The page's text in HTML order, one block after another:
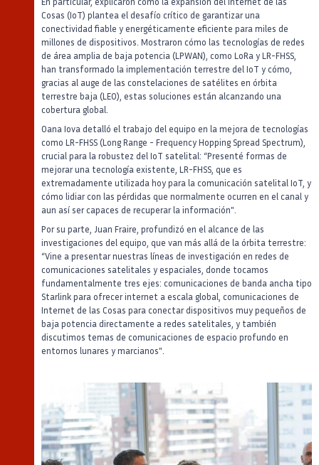
Cosas (IoT) plantea el desafío crítico de garantizar una
conectividad fiable y energéticamente eficiente para miles de
millones de dispositivos. Mostraron cómo las tecnologías de redes
de área amplia de baja potencia (LPWAN), como LoRa y LR-FHSS,
han transformado la implementación terrestre del IoT y cómo,
gracias al auge de las constelaciones de satélites en órbita
terrestre baja (LEO), estas soluciones están alcanzando una
cobertura global.
Oana Iova detalló el trabajo del equipo en la mejora de tecnologías
como LR-FHSS (Long Range - Frequency Hopping Spread Spectrum),
crucial para la robustez del IoT satelital: “Presenté formas de
mejorar una tecnología existente, LR-FHSS, que es
extremadamente utilizada hoy para la comunicación satelital IoT, y
cómo lidiar con las pérdidas que normalmente ocurren en el canal y
aun así ser capaces de recuperar la información".
Por su parte, Juan Fraire, profundizó en el alcance de las
investigaciones del equipo, que van más allá de la órbita terrestre:
“Vine a presentar nuestras líneas de investigación en redes de
comunicaciones satelitales y espaciales, donde tocamos
fundamentalmente tres ejes: comunicaciones de banda ancha tipo
Starlink para ofrecer internet a escala global, comunicaciones de
Internet de las Cosas para conectar dispositivos muy pequeños de
baja potencia directamente a redes satelitales, y también
discutimos temas de comunicaciones de espacio profundo en
entornos lunares y marcianos".